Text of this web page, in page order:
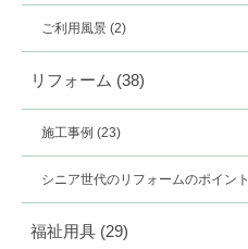
ご利用風景 (2)
リフォーム (38)
施工事例 (23)
シニア世代のリフォームのポイント
福祉用具 (29)